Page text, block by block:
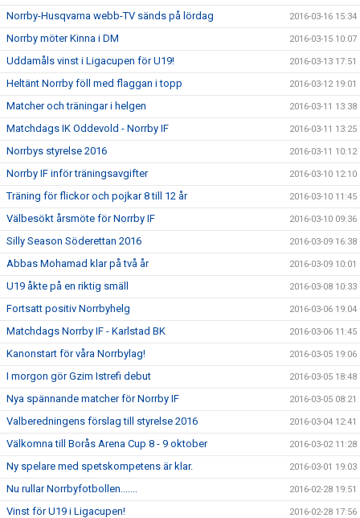
Norrby-Husqvarna webb-TV sänds på lördag 2016-03-16 15:34
Norrby möter Kinna i DM 2016-03-15 10:07
Uddamåls vinst i Ligacupen för U19! 2016-03-13 17:51
Heltänt Norrby föll med flaggan i topp 2016-03-12 19:01
Matcher och träningar i helgen 2016-03-11 13:38
Matchdags IK Oddevold - Norrby IF 2016-03-11 13:25
Norrbys styrelse 2016 2016-03-11 10:12
Norrby IF inför träningsavgifter 2016-03-10 12:10
Träning för flickor och pojkar 8 till 12 år 2016-03-10 11:45
Välbesökt årsmöte för Norrby IF 2016-03-10 09:36
Silly Season Söderettan 2016 2016-03-09 16:38
Abbas Mohamad klar på två år 2016-03-09 10:01
U19 åkte på en riktig smäll 2016-03-08 10:33
Fortsatt positiv Norrbyhelg 2016-03-06 19:04
Matchdags Norrby IF - Karlstad BK 2016-03-06 11:45
Kanonstart för våra Norrbylag! 2016-03-05 19:06
I morgon gör Gzim Istrefi debut 2016-03-05 18:48
Nya spännande matcher för Norrby IF 2016-03-05 08:21
Valberedningens förslag till styrelse 2016 2016-03-04 12:41
Välkomna till Borås Arena Cup 8 - 9 oktober 2016-03-02 11:28
Ny spelare med spetskompetens är klar. 2016-03-01 19:03
Nu rullar Norrbyfotbollen....... 2016-02-28 19:51
Vinst för U19 i Ligacupen! 2016-02-28 17:56